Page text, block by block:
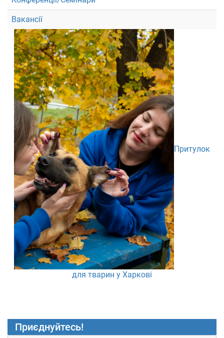
Вакансії
Притулок
для тварин у Харкові
Приєднуйтесь!